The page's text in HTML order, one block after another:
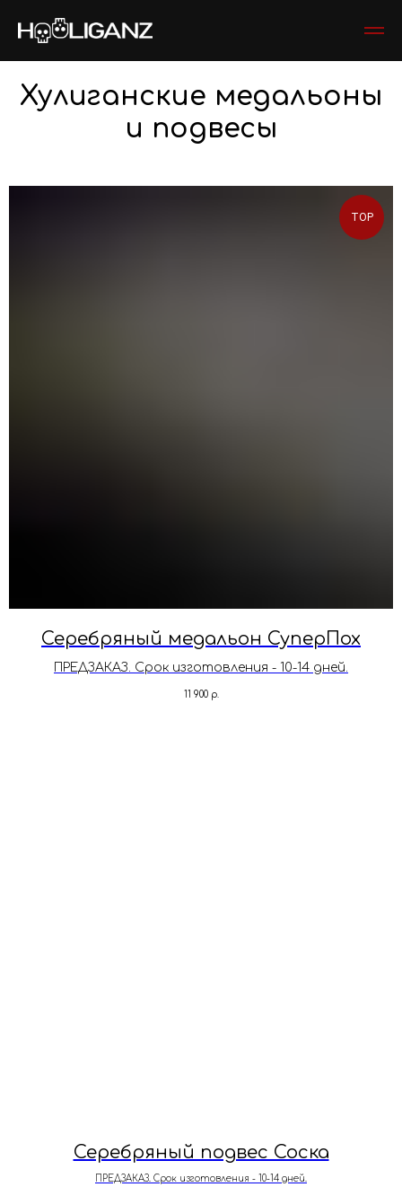
Хулиганские медальоны
и подвесы
TOP
Серебряный медальон СуперПох
ПРЕДЗАКАЗ. Срок изготовления - 10-14 дней.
11 900 р.
Серебряный подвес Соска
ПРЕДЗАКАЗ. Срок изготовления - 10-14 дней.